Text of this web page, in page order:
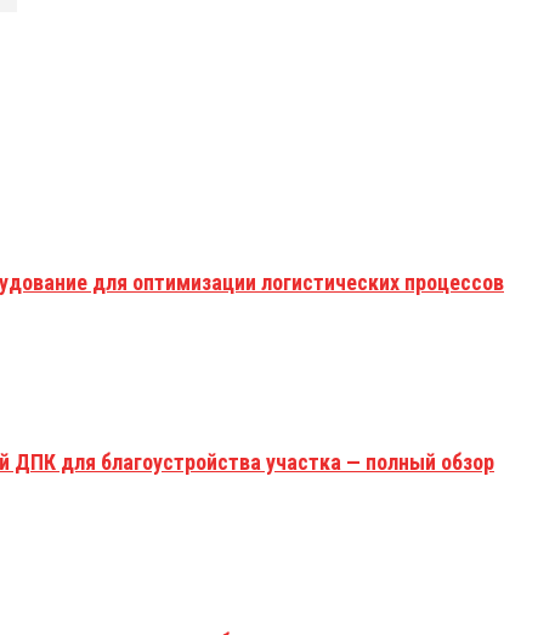
для оптимизации логистических процессов
ДПК для благоустройства участка — полный обзор